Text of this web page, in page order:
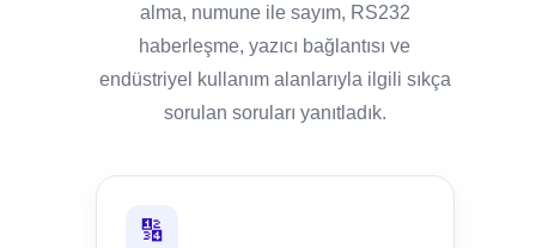
alma, numune ile sayım, RS232
haberleşme, yazıcı bağlantısı ve
endüstriyel kullanım alanlarıyla ilgili sıkça
sorulan soruları yanıtladık.
🔢